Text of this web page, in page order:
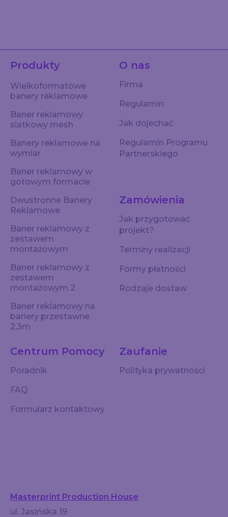
Produkty
Wielkoformatowe
banery reklamowe
Baner reklamowy
siatkowy mesh
Banery reklamowe na
wymiar
Baner reklamowy w
gotowym formacie
Dwustronne Banery
Reklamowe
Baner reklamowy z
zestawem
montażowym
Baner reklamowy z
zestawem
montażowym 2
Baner reklamowy na
bariery przestawne
2,3m
O nas
Firma
Regulamin
Jak dojechać
Regulamin Programu
Partnerskiego
Centrum Pomocy
Poradnik
FAQ
Formularz kontaktowy
Zaufanie
Polityka prywatności
Zamówienia
Jak przygotować
projekt?
Terminy realizacji
Formy płatności
Rodzaje dostaw
Masterprint Production House
ul. Jasińska 19